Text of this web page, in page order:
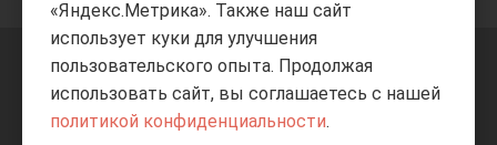
+7 8332205-805 ВВЕРХ
«Яндекс.Метрика». Также наш сайт
использует куки для улучшения
пользовательского опыта. Продолжая
использовать сайт, вы соглашаетесь с нашей
политикой конфиденциальности.